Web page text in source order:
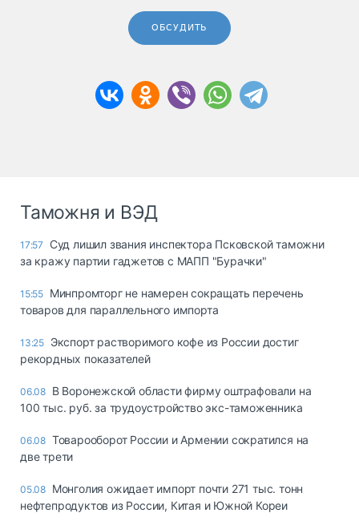
ОБСУДИТЬ
Таможня и ВЭД
17:57
Суд лишил звания инспектора Псковской таможни
за кражу партии гаджетов с МАПП "Бурачки"
15:55 Минпромторг не намерен сокращать перечень
товаров для параллельного импорта
13:25 Экспорт растворимого кофе из России достиг
рекордных показателей
06.08 В Воронежской области фирму оштрафовали на
100 тыс. руб. за трудоустройство экс-таможенника
06.08 Товарооборот России и Армении сократился на
две трети
05.08 Монголия ожидает импорт почти 271 тыс. тонн
нефтепродуктов из России, Китая и Южной Кореи